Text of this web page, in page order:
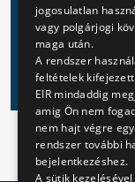
jogosulatlan
vagy polgárjogi
maga után.
A rendszer
feltételek
EIR mindaddig
amig Ön nem
nem hajt végre
rendszer további
bejelentkezéshez.
A sütik